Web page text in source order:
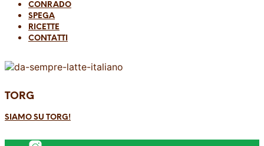
CONRADO
SPEGA
RICETTE
CONTATTI
TORG
SIAMO SU TORG!